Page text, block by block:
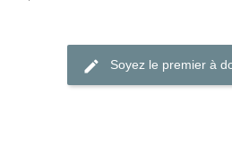
Soyez le premier à